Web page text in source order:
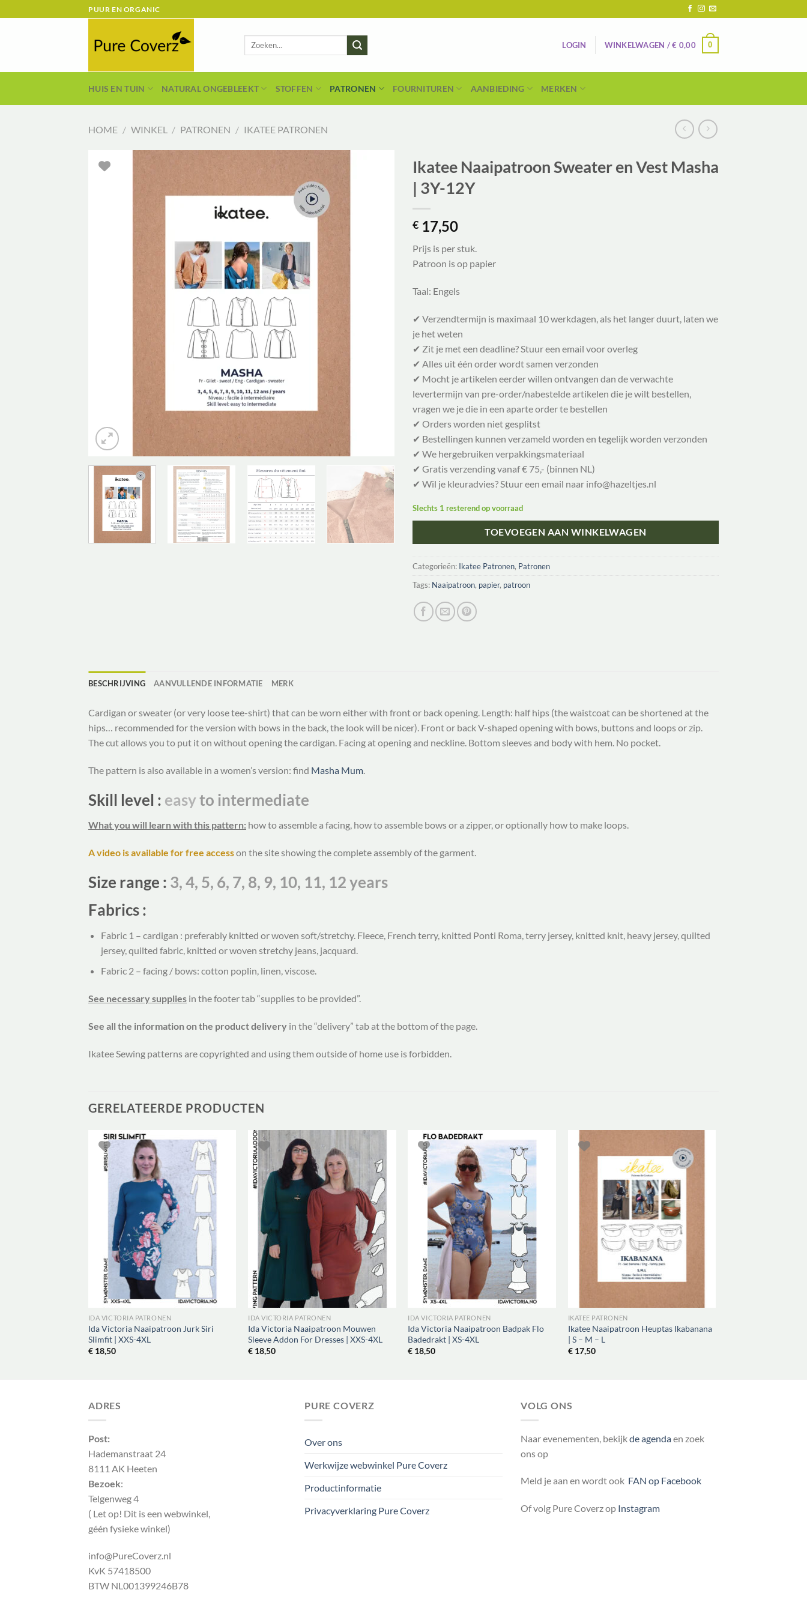
naar
PUUR EN ORGANIC
Zoeken
LOGIN WINKELWAGEN /€ 0,00 0
HUIS EN TUIN NATURAL ONGEBLEEKT STOFFEN PATRONEN FOURNITUREN AANBIEDING MERKEN
HOME / WINKEL / PATRONEN / IKATEE PATRONEN
Ikatee Naaipatroon Sweater en Vest Masha
| 3Y-12Y
€ 17,50
Prijs is per stuk.
Patroon is op papier
Taal: Engels
✔ Verzendtermijn is maximaal 10 werkdagen, als het langer duurt, laten we
je het weten
✔ Zit je met een deadline? Stuur een email voor overleg
✔ Alles uit één order wordt samen verzonden
✔ Mocht je artikelen eerder willen ontvangen dan de verwachte
levertermijn van pre-order/nabestelde artikelen die je wilt bestellen,
vragen we je die in een aparte order te bestellen
✔ Orders worden niet gesplitst
✔ Bestellingen kunnen verzameld worden en tegelijk worden verzonden
✔ We hergebruiken verpakkingsmateriaal
✔ Gratis verzending vanaf € 75,- (binnen NL)
✔ Wil je kleuradvies? Stuur een email naar info@hazeltjes.nl
Slechts 1 resterend op voorraad
TOEVOEGEN AAN WINKELWAGEN
Categorieën: Ikatee Patronen, Patronen
Tags: Naaipatroon, papier, patroon
BESCHRIJVING AANVULLENDE INFORMATIE MERK
Cardigan or sweater (or very loose tee-shirt) that can be worn either with front or back opening. Length: half hips (the waistcoat can be shortened at the
hips… recommended for the version with bows in the back, the look will be nicer). Front or back V-shaped opening with bows, buttons and loops or zip.
The cut allows you to put it on without opening the cardigan. Facing at opening and neckline. Bottom sleeves and body with hem. No pocket.
The pattern is also available in a women’s version: find Masha Mum
Skill level : easyto intermediate
What you will learn with this pattern: how to assemble a facing, how to assemble bows or a zipper, or optionally how to make loops.
A video is available for free accesson the site showing the complete assembly of the garment.
Size range : 3, 4, 5, 6, 7, 8, 9, 10, 11, 12 years
Fabrics :
Fabric 1 – cardigan : preferably knitted or woven soft/stretchy. Fleece, French terry, knitted Ponti Roma, terry jersey, knitted knit, heavy jersey, quilted
jersey, quilted fabric, knitted or woven stretchy jeans, jacquard.
Fabric 2 – facing / bows: cotton poplin, linen, viscose.
See necessary supplies in the footer tab “supplies to be provided”.
See all the information on the product delivery in the “delivery” tab at the bottom of the page.
Ikatee Sewing patterns are copyrighted and using them outside of home use is forbidden.
GERELATEERDE PRODUCTEN
IDA VICTORIA PATRONEN
Ida Victoria Naaipatroon Jurk Siri
Slimfit | XXS-4XL
€18,50
IDA VICTORIA PATRONEN
Ida Victoria Naaipatroon Mouwen
Sleeve Addon For Dresses | XXS-4XL
€ 18,50
IDA VICTORIA PATRONEN
Ida Victoria Naaipatroon Badpak Flo
Badedrakt | XS-4XL
€ 18,50
IKATEE PATRONEN
Ikatee Naaipatroon Heuptas Ikabanana
| S – M – L
€17,50
ADRES
Post:
Hademanstraat 24
8111 AK Heeten
Bezoek:
Telgenweg 4
( Let op! Dit is een webwinkel,
géén fysieke winkel)
info@PureCoverz.nl
KvK 57418500
BTW NL001399246B78
PURE COVERZ
Over ons
Werkwijze webwinkel Pure Coverz
Productinformatie
Privacyverklaring Pure Coverz
VOLG ONS
Naar evenementen, bekijkde agendaen zoek
ons op
Meld je aan en wordt ook FAN op Facebook
Of volg Pure Coverz op Instagram